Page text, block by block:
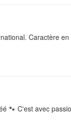
Caractère
🐾 C'est avec